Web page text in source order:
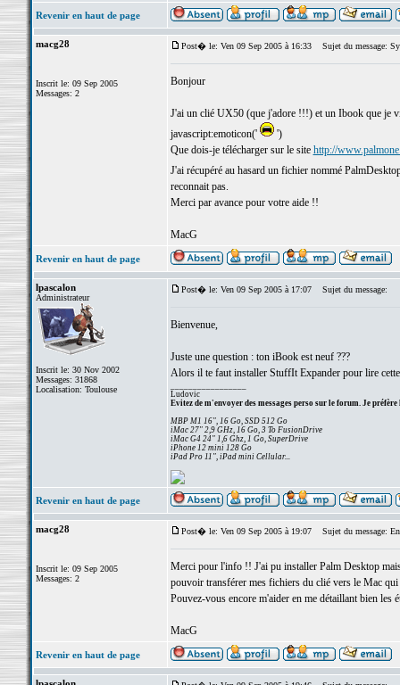
Revenir en haut de page
macg28
Inscrit le: 09 Sep 2005
Messages: 2
Post� le: Ven 09 Sep 2005 à 16:33 Sujet du message:
Bonjour
J'ai un clié UX50 (que j'adore !!!) et un Ibook que je
javascript:emoticon('
')
Que dois-je télécharger sur le site http://
J'ai récupéré au hasard un fichier nommé
reconnait pas.
Merci par avance pour votre aide !!
MacG
Revenir en haut de page
lpascalon
Administrateur
Inscrit le: 30 Nov 2002
Messages: 31868
Localisation: Toulouse
Post� le: Ven 09 Sep 2005 à 17:07 Sujet du message:
Bienvenue,
Juste une question : ton iBook est neuf ???
Alors il te faut installer StuffIt Expander pour lire
Ludovic
Evitez de m'envoyer des messages perso sur le forum. Je préfère
MBP M1 16", 16 Go, SSD 512 Go
iMac 27" 2,9 GHz, 16 Go, 3 To FusionDrive
iMac G4 24" 1,6 Ghz, 1 Go, SuperDrive
iPhone 12 mini 128 Go
iPad Pro 11", iPad mini Cellular...
Revenir en haut de page
macg28
Inscrit le: 09 Sep 2005
Messages: 2
Post� le: Ven 09 Sep 2005 à 19:07 Sujet du message:
Merci pour l'info !! J'ai pu installer Palm Desktop
pouvoir transférer mes fichiers du clié vers le Mac
Pouvez-vous encore m'aider en me détaillant bien les
MacG
Revenir en haut de page